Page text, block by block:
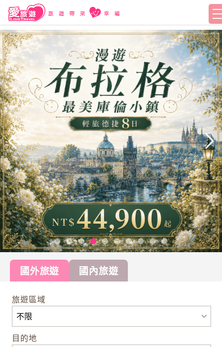
國外旅遊 國內旅遊
旅遊區域
目的地